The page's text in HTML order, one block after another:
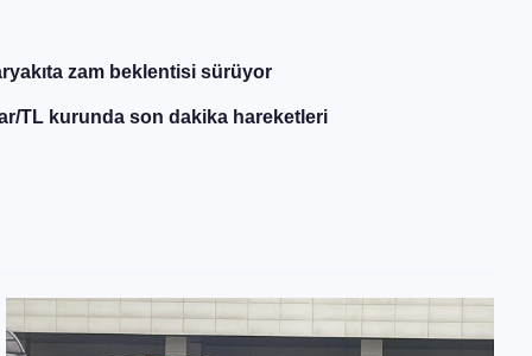
zam beklentisi sürüyor
TL kurunda son dakika hareketleri